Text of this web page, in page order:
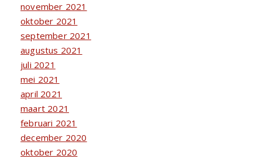
november 2021
oktober 2021
september 2021
augustus 2021
juli 2021
mei 2021
april 2021
maart 2021
februari 2021
december 2020
oktober 2020